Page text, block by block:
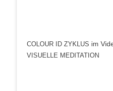
COLOUR ID ZYKLUS im
VISUELLE MEDITATION